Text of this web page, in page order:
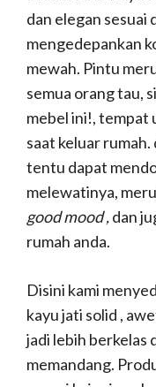
dan elegan sesuai
mengedepankan
mewah. Pintu
semua orang tau,
mebel ini!, tempat
saat keluar
tentu dapat
melewatinya,
good mood ,dan
rumah anda.
Disini kami
kayu jati solid ,
jadi lebih berkelas
memandang.